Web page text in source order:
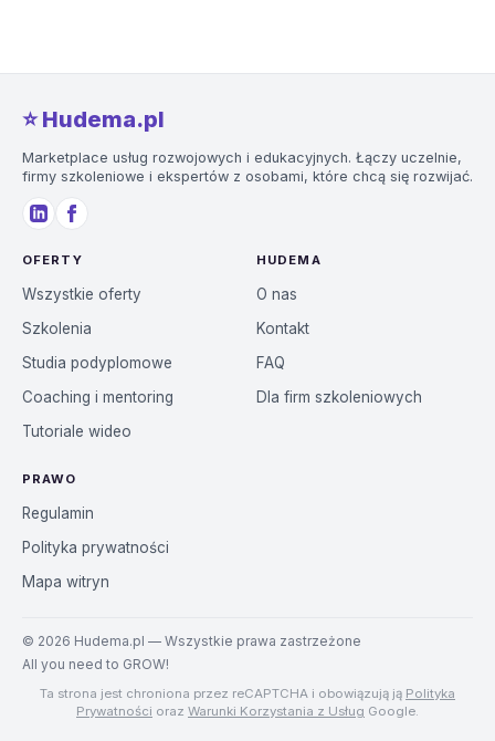
⭐️ Hudema.pl
Marketplace usług rozwojowych i edukacyjnych. Łączy uczelnie,
firmy szkoleniowe i ekspertów z osobami, które chcą się rozwijać.
OFERTY
Wszystkie oferty
Szkolenia
Studia podyplomowe
Coaching i mentoring
Tutoriale wideo
HUDEMA
O nas
Kontakt
FAQ
Dla firm szkoleniowych
PRAWO
Regulamin
Polityka prywatności
Mapa witryn
© 2026 Hudema.pl — Wszystkie prawa zastrzeżone
All you need to GROW!
Ta strona jest chroniona przez reCAPTCHA i obowiązują ją Polityka
Prywatności oraz Warunki Korzystania z Usług Google.